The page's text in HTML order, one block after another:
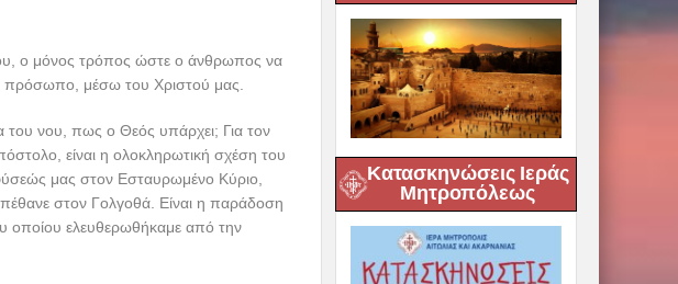
ο μόνος τρόπος ώστε ο άνθρωπος να
πρόσωπο, μέσω του Χριστού μας.
του νου, πως ο Θεός υπάρχει; Για τον
είναι η ολοκληρωτική σχέση του
μας στον Εσταυρωμένο Κύριο,
στον Γολγοθά. Είναι η παράδοση
οποίου ελευθερωθήκαμε από την
Κατασκηνώσεις Ιεράς
Μητροπόλεως